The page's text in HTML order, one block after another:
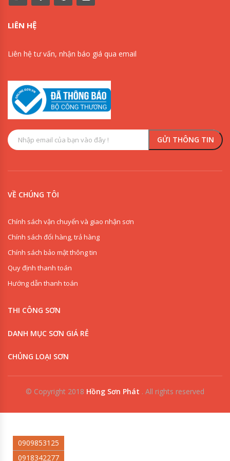
LIÊN HỆ
Liên hệ tư vấn, nhận báo giá qua email
VỀ CHÚNG TÔI
Chính sách vận chuyển và giao nhận sơn
Chính sách đổi hàng, trả hàng
Chính sách bảo mật thông tin
Quy định thanh toán
Hướng dẫn thanh toán
THI CÔNG SƠN
DANH MỤC SƠN GIÁ RẺ
CHỦNG LOẠI SƠN
© Copyright 2018 Hồng Sơn Phát . All rights reserved
0909853125
0918342277